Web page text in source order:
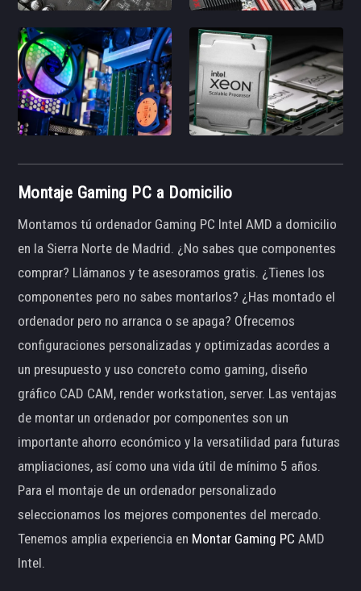
Montaje Gaming PC a Domicilio
Montamos tú ordenador Gaming PC Intel AMD a domicilio
en la Sierra Norte de Madrid. ¿No sabes que componentes
comprar? Llámanos y te asesoramos gratis. ¿Tienes los
componentes pero no sabes montarlos? ¿Has montado el
ordenador pero no arranca o se apaga? Ofrecemos
configuraciones personalizadas y optimizadas acordes a
un presupuesto y uso concreto como gaming, diseño
gráfico CAD CAM, render workstation, server. Las ventajas
de montar un ordenador por componentes son un
importante ahorro económico y la versatilidad para futuras
ampliaciones, así como una vida útil de mínimo 5 años.
Para el montaje de un ordenador personalizado
seleccionamos los mejores componentes del mercado.
Tenemos amplia experiencia en Montar Gaming PC AMD
Intel.